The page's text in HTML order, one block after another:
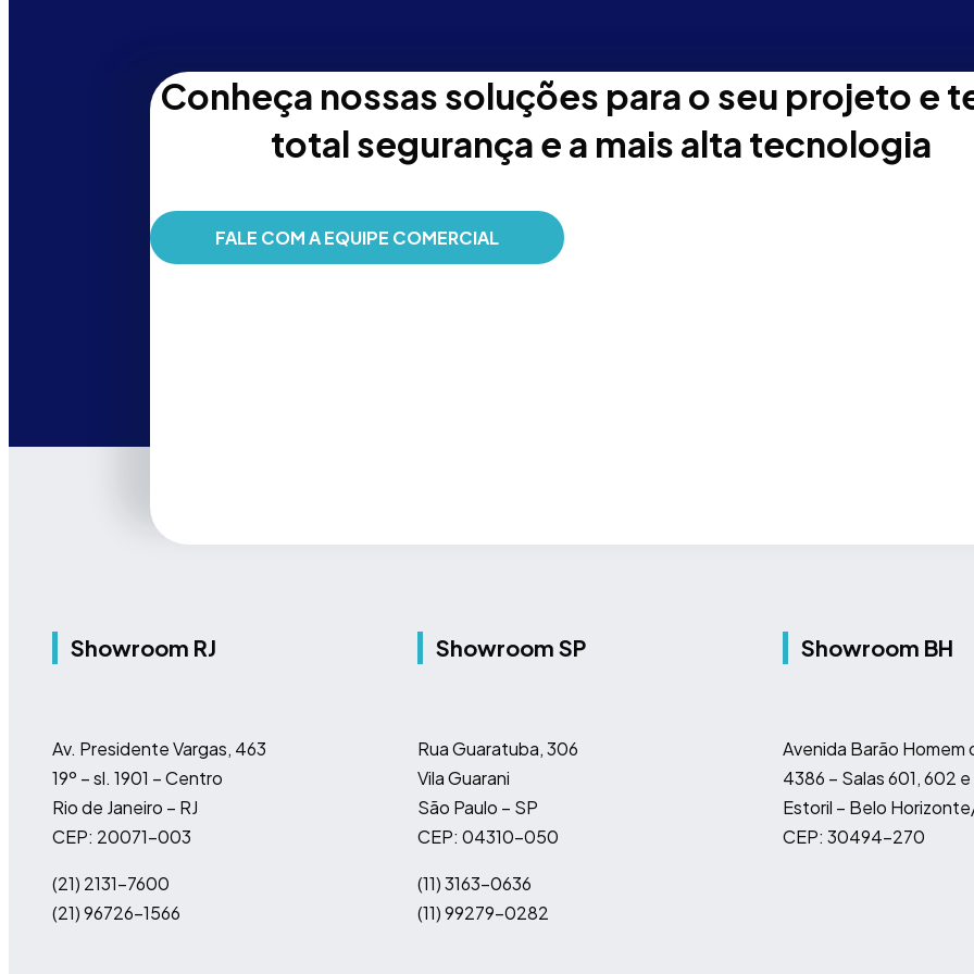
Conheça nossas soluções para o seu projeto e
total segurança e a mais alta tecnologia
FALE COM A EQUIPE COMERCIAL
Showroom RJ
Av. Presidente Vargas, 463
19º – sl. 1901 – Centro
Rio de Janeiro – RJ
CEP: 20071-003
(21) 2131-7600
(21) 96726-1566
Showroom SP
Rua Guaratuba, 306
Vila Guarani
São Paulo – SP
CEP: 04310-050
(11)3163-0636
(11)99279-0282
Showroom BH
Avenida Barão Homem
4386 – Salas 601, 602
Estoril – Belo
CEP: 30494-270